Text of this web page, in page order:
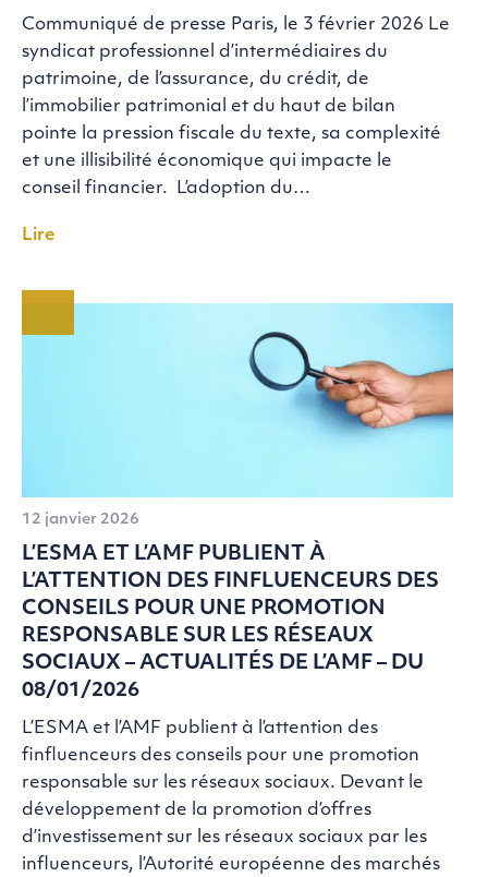
Communiqué de presse Paris, le 3 février 2026 Le
syndicat professionnel d’intermédiaires du
patrimoine, de l’assurance, du crédit, de
l’immobilier patrimonial et du haut de bilan
pointe la pression fiscale du texte, sa complexité
et une illisibilité économique qui impacte le
conseil financier. L’adoption du…
Lire
12 janvier 2026
L’ESMA ET L’AMF PUBLIENT À
L’ATTENTION DES FINFLUENCEURS DES
CONSEILS POUR UNE PROMOTION
RESPONSABLE SUR LES RÉSEAUX
SOCIAUX – ACTUALITÉS DE L’AMF – DU
08/01/2026
L’ESMA et l’AMF publient à l’attention des
finfluenceurs des conseils pour une promotion
responsable sur les réseaux sociaux. Devant le
développement de la promotion d’offres
d’investissement sur les réseaux sociaux par les
influenceurs, l’Autorité européenne des marchés